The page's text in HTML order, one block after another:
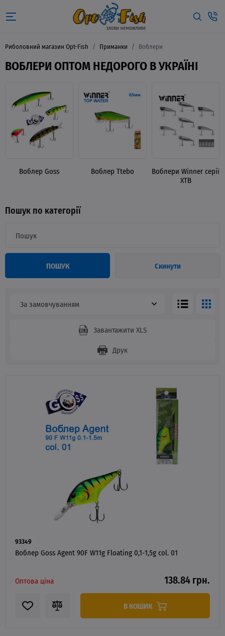
Риболовний магазин Opt-Fish Приманки Воблери
ВОБЛЕРИ ОПТОМ НЕДОРОГО В УКРАЇНІ
Воблер Goss Воблер Ttebo
Воблери Winner серії
XTB
Пошук по категорії
ПОШУК Скинути
За замовчуванням
Завантажити XLS
Друк
93349
Воблер Goss Agent 90F W11g Floating 0,1-1,5g col. 01
Оптова ціна 138.84 грн.
В КОШИК